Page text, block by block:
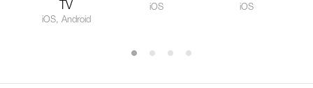
TV
iOS, Android
iOS iOS